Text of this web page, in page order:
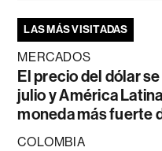
LAS MÁS VISITADAS
MERCADOS
El precio del dólar
julio y América
moneda más fuerte
COLOMBIA